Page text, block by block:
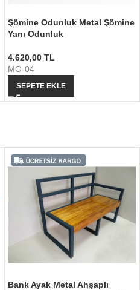
Şömine Odunluk Metal Şömine
Yanı Odunluk
4.620,00 TL
MO-04
SEPETE EKLE
Bank Ayak Metal Ahşaplı